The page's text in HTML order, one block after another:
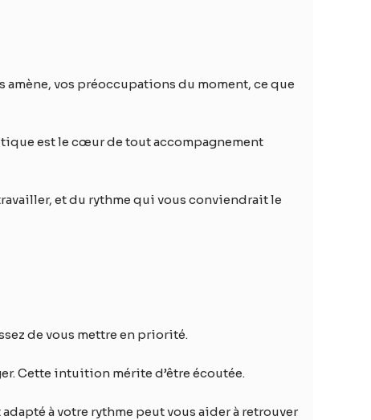
amène, vos préoccupations du moment, ce que
est le cœur de tout accompagnement
et du rythme qui vous conviendrait le
de vous mettre en priorité.
Cette intuition mérite d’être écoutée.
à votre rythme peut vous aider à retrouver